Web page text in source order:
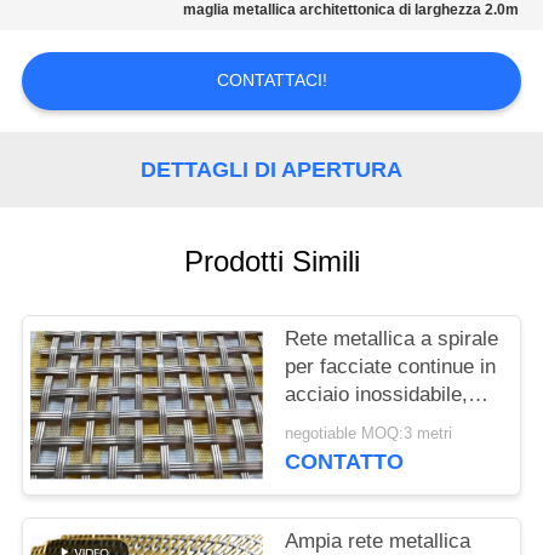
CITAZIONE
PRIVACY
POLICY
maglia metallica architettonica di larghezza 2.0m
CONTATTACI!
DETTAGLI DI APERTURA
Prodotti Simili
Rete metallica a spirale
per facciate continue in
acciaio inossidabile,
tende decorative per
hotel, rete metallica per
facciate
negotiable MOQ:3 metri
CONTATTO
Ampia rete metallica